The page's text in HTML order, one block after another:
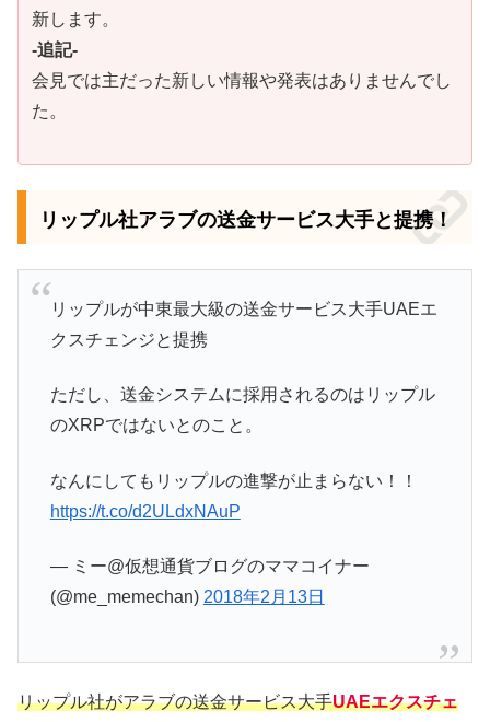
新します。
-追記-
会見では主だった新しい情報や発表はありませんでし
た。
リップル社アラブの送金サービス大手と提携！
リップルが中東最大級の送金サービス大手UAEエ
クスチェンジと提携
ただし、送金システムに採用されるのはリップル
のXRPではないとのこと。
なんにしてもリップルの進撃が止まらない！！
https://t.co/d2ULdxNAuP
— ミー@仮想通貨ブログのママコイナー
(@me_memechan) 2018年2月13日
リップル社がアラブの送金サービス大手UAEエクスチェ